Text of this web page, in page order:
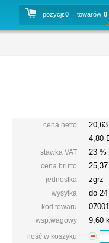
pozycji:0 towarów:0
cena netto
4,80
stawka VAT 23 %
cena brutto 25,37
jednostka zgrz
wysyłka do
kod towaru
wsp.wagowy 9,60
ilość w koszyku